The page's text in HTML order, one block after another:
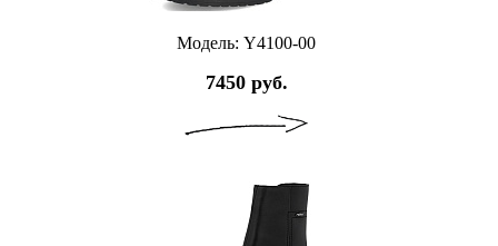
Модель: Y4100-00
7450 руб.